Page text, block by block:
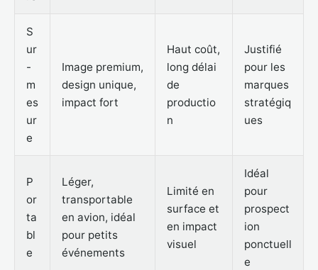
S
ur
-
m
es
ur
e
Image premium,
design unique,
impact fort
Haut coût,
long délai
de
productio
n
Justifié
pour les
marques
stratégiq
ues
P
or
ta
bl
e
Léger,
transportable
en avion, idéal
pour petits
événements
Limité en
surface et
en impact
visuel
Idéal
pour
prospect
ion
ponctuell
e